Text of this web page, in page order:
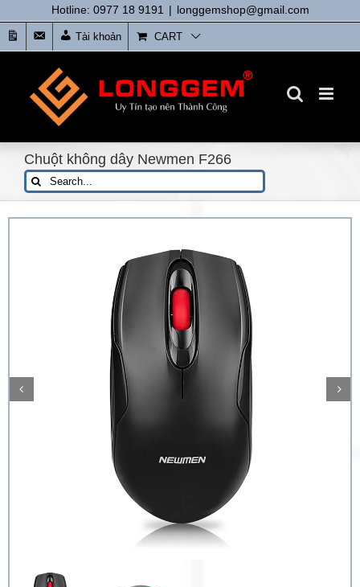
to
content
Hotline: 0977 18 9191 | longgemshop@gmail.com
tức
Liên
Hệ
Tài khoản CART
Chuột không dây Newmen F266
Search
for: